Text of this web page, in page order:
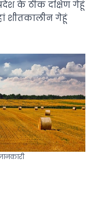
के ठीक दक्षिण गेहूं
शीतकालीन गेहूं